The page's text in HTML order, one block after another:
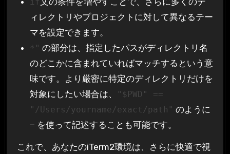
ィレクトリやプロジェクトに対して異なるテー
マを設定できます。
*" の部分は、指定したパスがディレクトリ名
のどこかに含まれていればマッチするという意
味です。より厳密に特定のディレクトリだけを
対象にしたい場合は、
"$PWD" ==
"/Users/yourname/exact/path" のように
= を使って記述することも可能です。
これで、あなたのiTerm2環境は、さらに快適で視